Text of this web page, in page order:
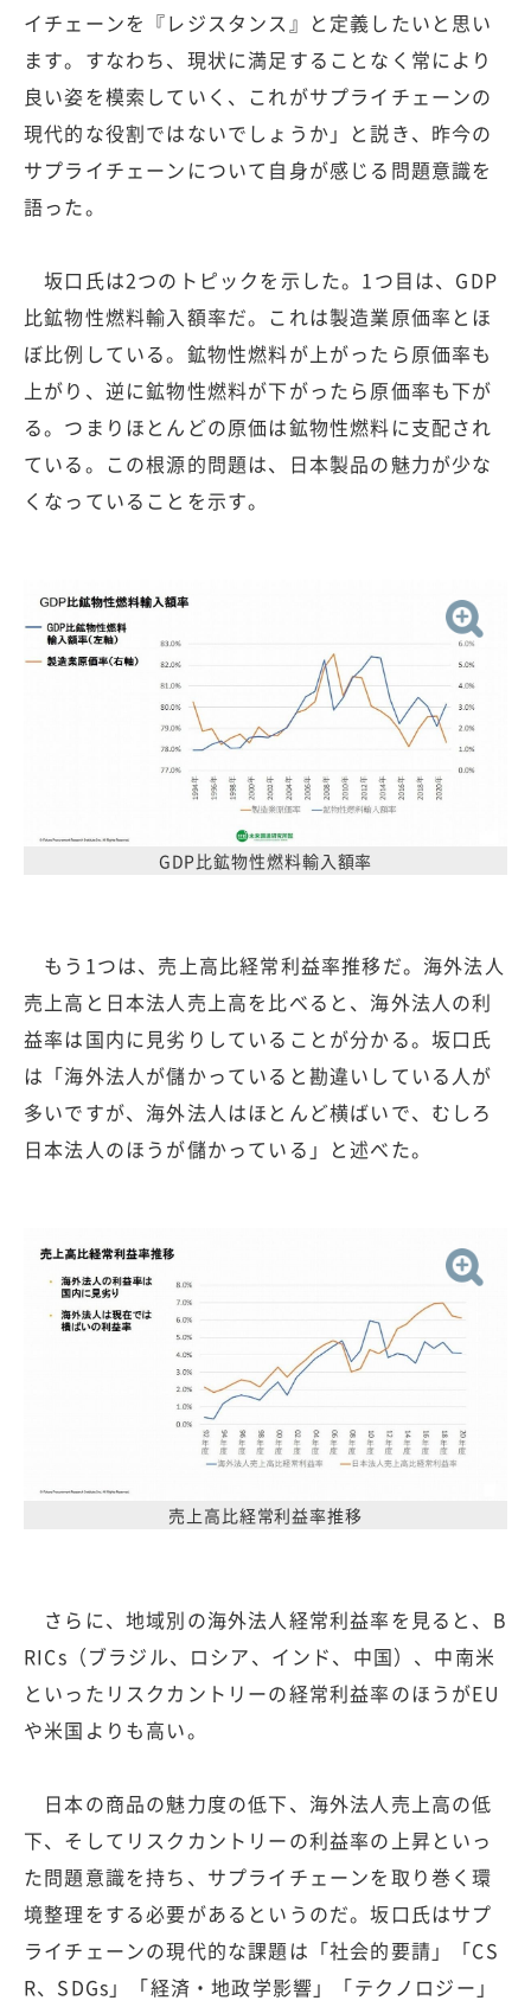
イチェーンを『レジスタンス』と定義したいと思い
ます。すなわち、現状に満足することなく常により
良い姿を模索していく、これがサプライチェーンの
現代的な役割ではないでしょうか」と説き、昨今の
サプライチェーンについて自身が感じる問題意識を
語った。
坂口氏は2つのトピックを示した。1つ目は、GDP
比鉱物性燃料輸入額率だ。これは製造業原価率とほ
ぼ比例している。鉱物性燃料が上がったら原価率も
上がり、逆に鉱物性燃料が下がったら原価率も下が
る。つまりほとんどの原価は鉱物性燃料に支配され
ている。この根源的問題は、日本製品の魅力が少な
くなっていることを示す。
GDP比鉱物性燃料輸入額率
もう1つは、売上高比経常利益率推移だ。海外法人
売上高と日本法人売上高を比べると、海外法人の利
益率は国内に見劣りしていることが分かる。坂口氏
は「海外法人が儲かっていると勘違いしている人が
多いですが、海外法人はほとんど横ばいで、むしろ
日本法人のほうが儲かっている」と述べた。
売上高比経常利益率推移
さらに、地域別の海外法人経常利益率を見ると、B
RICs（ブラジル、ロシア、インド、中国）、中南米
といったリスクカントリーの経常利益率のほうがEU
や米国よりも高い。
日本の商品の魅力度の低下、海外法人売上高の低
下、そしてリスクカントリーの利益率の上昇といっ
た問題意識を持ち、サプライチェーンを取り巻く環
境整理をする必要があるというのだ。坂口氏はサプ
ライチェーンの現代的な課題は「社会的要請」「CS
R、SDGs」「経済・地政学影響」「テクノロジー」